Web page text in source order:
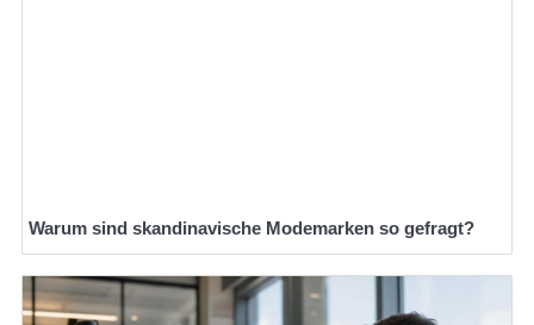
Warum sind skandinavische Modemarken so gefragt?